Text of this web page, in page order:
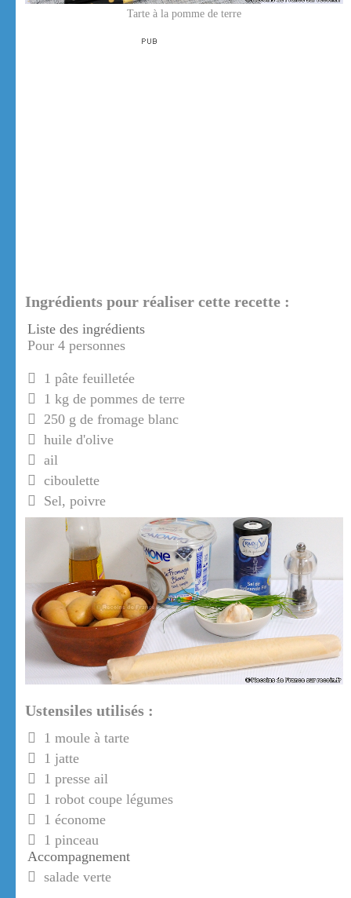
Tarte à la pomme de terre
Ingrédients pour réaliser cette recette :
Liste des ingrédients
Pour 4 personnes
1 pâte feuilletée
1 kg de pommes de terre
250 g de fromage blanc
huile d'olive
ail
ciboulette
Sel, poivre
Ustensiles utilisés :
1 moule à tarte
1 jatte
1 presse ail
1 robot coupe légumes
1 économe
1 pinceau
Accompagnement
salade verte